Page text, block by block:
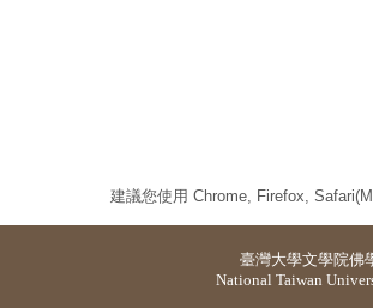
建議您使用 Chrome, Firefox,
臺灣大學文學院佛
National Taiwan